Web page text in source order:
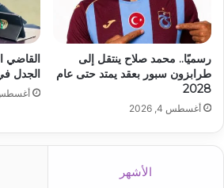
رسميًا.. محمد صلاح ينتقل إلى
طرابزون سبور بعقد يمتد حتى عام
2028
أغسطس 4, 2026
القاضي
الجدل
أغسطس 4,
الأشهر